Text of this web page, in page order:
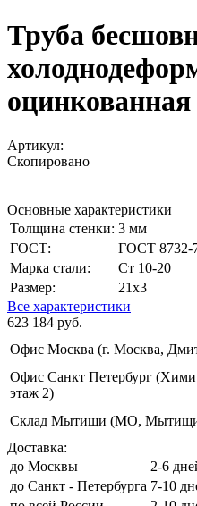
Труба
оцинкованная
Артикул:
Скопировано
Основные характеристики
Толщина стенки: 3 мм
ГОСТ:
ГОСТ 8732-
Марка стали:
Ст 10-20
Размер:
21х3
Все характеристики
623 184 руб.
Офис Москва (г. Москва,
Офис Санкт Петербург
этаж 2)
Склад Мытищи (МО, Мытищи,
Доставка:
до Москвы
2-6
до Санкт - Петербурга 7-10